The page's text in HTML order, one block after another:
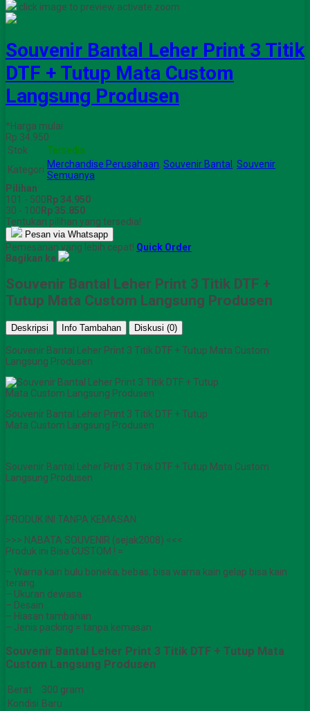
click image to preview activate zoom
Souvenir Bantal Leher Print 3 Titik
DTF + Tutup Mata Custom
Langsung Produsen
*Harga mulai
Rp 34.950
Stok
Tersedia
Kategori Merchandise Perusahaan, Souvenir Bantal, Souvenir
Semuanya
Pilihan
101 - 500Rp 34.950
30 - 100Rp 35.850
Tentukan pilihan yang tersedia!
Pesan via Whatsapp
Pemesanan yang lebih cepat! Quick Order
Bagikan ke
Souvenir Bantal Leher Print 3 Titik DTF +
Tutup Mata Custom Langsung Produsen
Deskripsi Info Tambahan Diskusi (0)
Souvenir Bantal Leher Print 3 Titik DTF + Tutup Mata Custom
Langsung Produsen
Souvenir Bantal Leher Print 3 Titik DTF + Tutup
Mata Custom Langsung Produsen
Souvenir Bantal Leher Print 3 Titik DTF + Tutup Mata Custom
Langsung Produsen
PRODUK INI TANPA KEMASAN
>>> NABATA SOUVENIR (sejak2008) <<<
Produk ini Bisa CUSTOM ! =
– Warna kain bulu boneka, bebas, bisa warna kain gelap bisa kain
terang.
– Ukuran dewasa
– Desain
– Hiasan tambahan
– Jenis packing = tanpa kemasan
Souvenir Bantal Leher Print 3 Titik DTF + Tutup Mata
Custom Langsung Produsen
Berat
300 gram
Kondisi Baru